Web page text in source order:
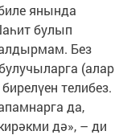
янында
булып
Без
(алар
телибез.
да,
дә», – ди